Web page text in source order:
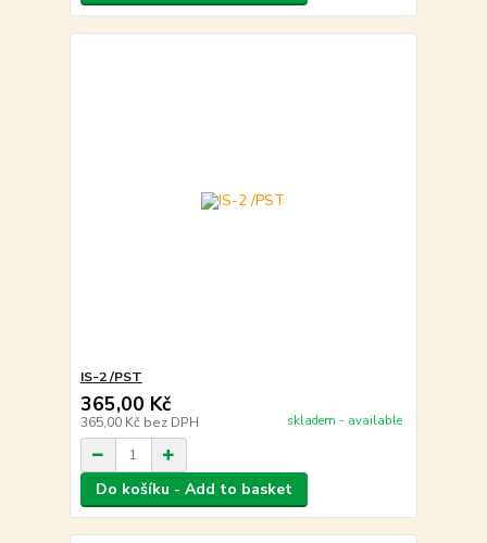
IS-2 /PST
365,00 Kč
365,00 Kč bez DPH skladem - available
Do košíku - Add to basket